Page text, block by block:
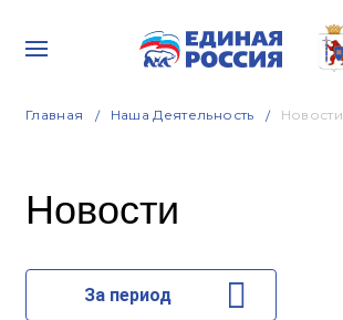
Главная Наша Деятельность Новости
Новости
За период